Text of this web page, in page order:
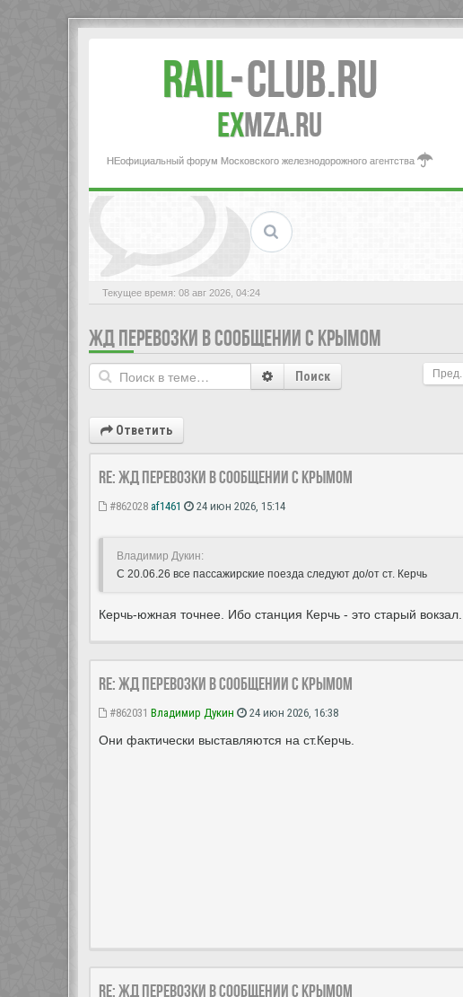
Rail-Club.RU
exMZA.RU
НЕофициальный форум Московского железнодорожного агентства
Текущее время: 08 авг 2026, 04:24
ЖД ПЕРЕВОЗКИ В СООБЩЕНИИ С КРЫМОМ
Пред.
Поиск
Ответить
Re: ЖД перевозки в сообщении с Крымом
#862028 af1461 24 июн 2026, 15:14
Владимир Дукин:
С 20.06.26 все пассажирские поезда следуют до/от ст. Керчь
Керчь-южная точнее. Ибо станция Керчь - это старый вокзал.
Re: ЖД перевозки в сообщении с Крымом
#862031 Владимир Дукин 24 июн 2026, 16:38
Они фактически выставляются на ст.Керчь.
Re: ЖД перевозки в сообщении с Крымом